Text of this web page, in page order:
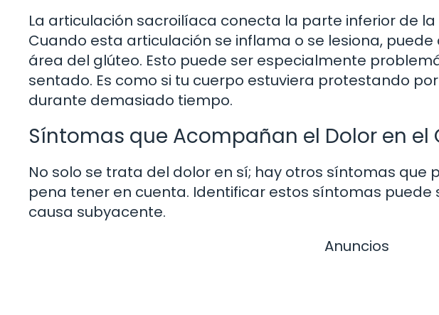
La articulación sacroilíaca conecta la parte inferior de
Cuando esta articulación se inflama o se lesiona,
área del glúteo. Esto puede ser especialmente
sentado. Es como si tu cuerpo estuviera protestando
durante demasiado tiempo.
Síntomas que Acompañan el Dolor en el
No solo se trata del dolor en sí; hay otros síntomas que
pena tener en cuenta. Identificar estos síntomas
causa subyacente.
Anuncios